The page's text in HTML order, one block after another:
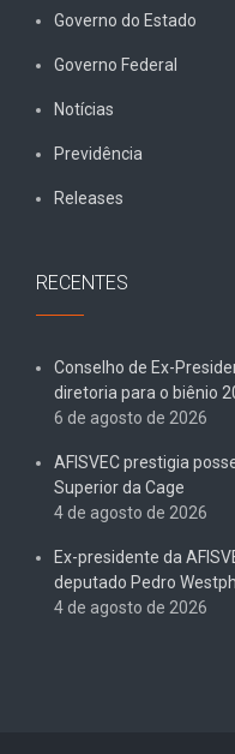
Governo do Estado
Governo Federal
Notícias
Previdência
Releases
RECENTES
Conselho de Ex-
diretoria para o biênio
6 de agosto de 2026
AFISVEC prestigia
Superior da Cage
4 de agosto de 2026
Ex-presidente da
deputado Pedro
4 de agosto de 2026